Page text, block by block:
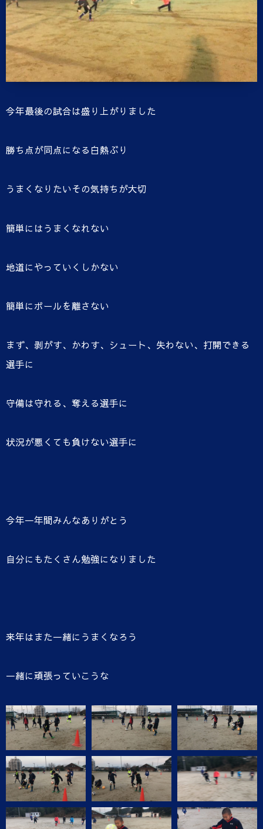
今年最後の試合は盛り上がりました
勝ち点が同点になる白熱ぶり
うまくなりたいその気持ちが大切
簡単にはうまくなれない
地道にやっていくしかない
簡単にボールを離さない
まず、剥がす、かわす、シュート、失わない、打開できる
選手に
守備は守れる、奪える選手に
状況が悪くても負けない選手に
今年一年間みんなありがとう
自分にもたくさん勉強になりました
来年はまた一緒にうまくなろう
一緒に頑張っていこうな